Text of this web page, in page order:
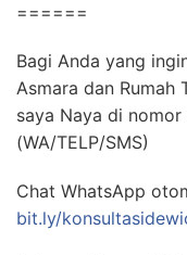
======
Bagi Anda yang
Asmara dan Rumah
saya Naya di
(WA/TELP/SMS)
Chat WhatsApp
bit.ly/